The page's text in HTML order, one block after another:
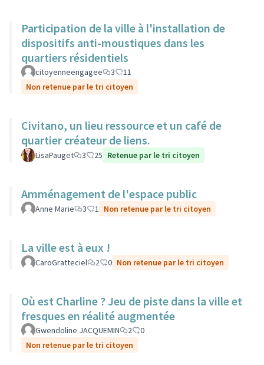
Participation de la ville à l'installation de
dispositifs anti-moustiques dans les
quartiers résidentiels
citoyenneengagee 3
11
Non retenue par le tri citoyen
Civitano, un lieu ressource et un café de
quartier créateur de liens.
LisaPauget 3 25 Retenue par le tri citoyen
Amménagement de l'espace public
Anne Marie 3 1 Non retenue par le tri citoyen
La ville est à eux !
CaroGratteciel 2 0 Non retenue par le tri citoyen
Où est Charline ? Jeu de piste dans la ville et
fresques en réalité augmentée
Gwendoline JACQUEMIN 2
0
Non retenue par le tri citoyen